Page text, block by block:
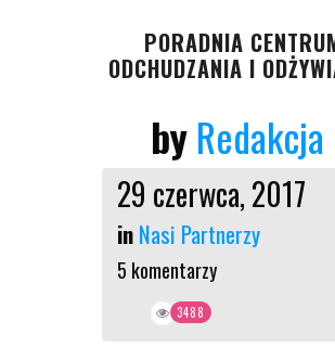
PORADNIA
ODCHUDZANIA I
byRedakcja
29 czerwca, 2017
inNasi Partnerzy
5 komentarzy
3488